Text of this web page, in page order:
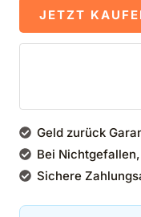
JETZT
Geld zurück
Bei
Sichere